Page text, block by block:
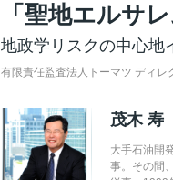
「聖地エルサ
地政学リスクの中心地
有限責任監査法人トーマツ ディ
茂木 寿
大手石油開
事。その間